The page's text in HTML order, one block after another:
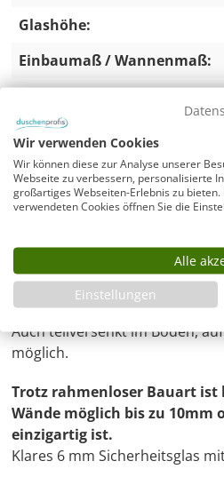
Glashöhe:
Einbaumaß / Wannenmaß:
Eckdusche 75x75
Versandkosten sparen und
Rahmenlose Duschkabine
dazu: WFS90-cr, superflacher
von 0,60 l/sec und
Duschwannen mit
Gehäusehöhe des Siphons
Durch die exakten, nicht
Auch teilversenkt im Boden,
möglich.
Trotz rahmenloser Bauart ist
Wände möglich bis zu 10mm
einzigartig ist.
Klares 6 mm Sicherheitsglas
Wir verwenden Cookies
Wir können diese zur Analyse unserer
Webseite zu verbessern, personalisierte
großartiges Webseiten-Erlebnis zu
verwendeten Cookies öffnen Sie die
Alle
Einstellungen